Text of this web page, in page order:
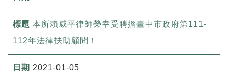
本所賴威平律師榮幸受聘擔臺中市政府第111-
112年法律扶助顧問！
2021-01-05